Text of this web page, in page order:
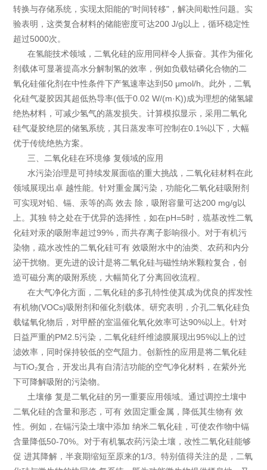
转换与存储系统，实现太阳能的"时间转移"，解决间歇性问题。实
验表明，这类复合材料的储能密度可达200 J/g以上，循环稳定性
超过5000次。
在氢能技术领域，二氧化硅的应用同样令人振奋。其作为催化
剂载体可显著提高水分解制氢的效率，例如负载钴磷化合物的二
氧化硅催化剂在中性条件下产氢速率达到50 μmol/h。此外，二氧
化硅气凝胶因其超低热导率(低于0.02 W/(m·K))成为理想的储氢罐
绝热材料，可减少氢气的蒸发损失。计算模拟显示，采用二氧化
硅气凝胶绝层的储氢系统，其日蒸发率可控制在0.1%以下，大幅
优于传统绝热方案。
三、二氧化硅在环境修 复领域的应用
水污染治理是可持续发展面临的重大挑战，二氧化硅材料在此
领域展现出卓 越性能。针对重金属污染，功能化二氧化硅吸附剂
可实现对铅、镉、汞等的高 效去 除，吸附容量可达200 mg/g以
上。其独 特之处在于优异的选择性，如在pH=5时，巯基改性二氧
化硅对汞的吸附率超过99%，而共存离子影响很小。对于有机污
染物，疏水改性的二氧化硅可有 效吸附水中的油类、农药和内分
泌干扰物。更先进的设计是将二氧化硅与磁性纳米颗粒复合，创
造可磁分离的吸附系统，大幅简化了分离回收流程。
在大气净化方面，二氧化硅的多孔特性使其成为优良的挥发性
有机物(VOCs)吸附剂和催化剂载体。研究表明，介孔二氧化硅负
载锰氧化物后，对甲醛的室温催化氧化效率可达90%以上。针对
日益严重的PM2.5污染，二氧化硅纤维滤膜展现出95%以上的过
滤效率，同时保持较低的空气阻力。创新性的应用是将二氧化硅
与TiO₂复合，开发出具有自清洁功能的空气净化材料，在紫外光
下可降解吸附的污染物。
土壤修 复是二氧化硅的另一重要应用领域。通过调控土壤中
二氧化硅的含量和形态，可有 效固定重金属，降低其生物有 效
性。例如，在镉污染土壤中添加 纳米二氧化硅，可使农作物中镉
含量降低50-70%。对于有机氯农药污染土壤，改性二氧化硅能够
促 进其降解，半衰期缩短至原来的1/3。特别值得关注的是，二氧